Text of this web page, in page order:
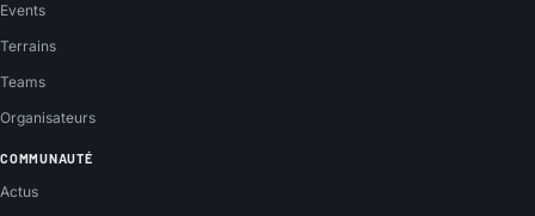
Events
Terrains
Teams
Organisateurs
COMMUNAUTÉ
Actus